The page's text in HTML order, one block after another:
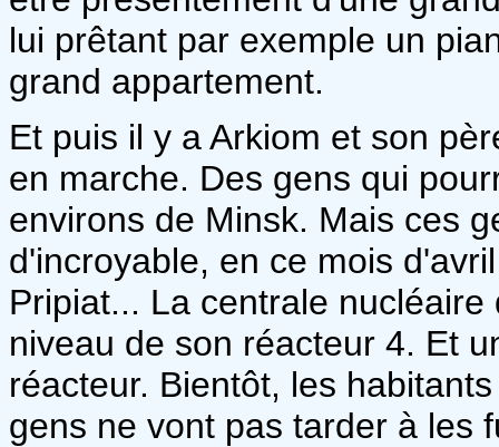
lui prêtant par exemple un
grand appartement.
Et puis il y a Arkiom et son
en marche. Des gens qui
environs de Minsk. Mais ces
d'incroyable, en ce mois
Pripiat... La centrale
niveau de son réacteur 4. Et
réacteur. Bientôt, les
gens ne vont pas tarder à les